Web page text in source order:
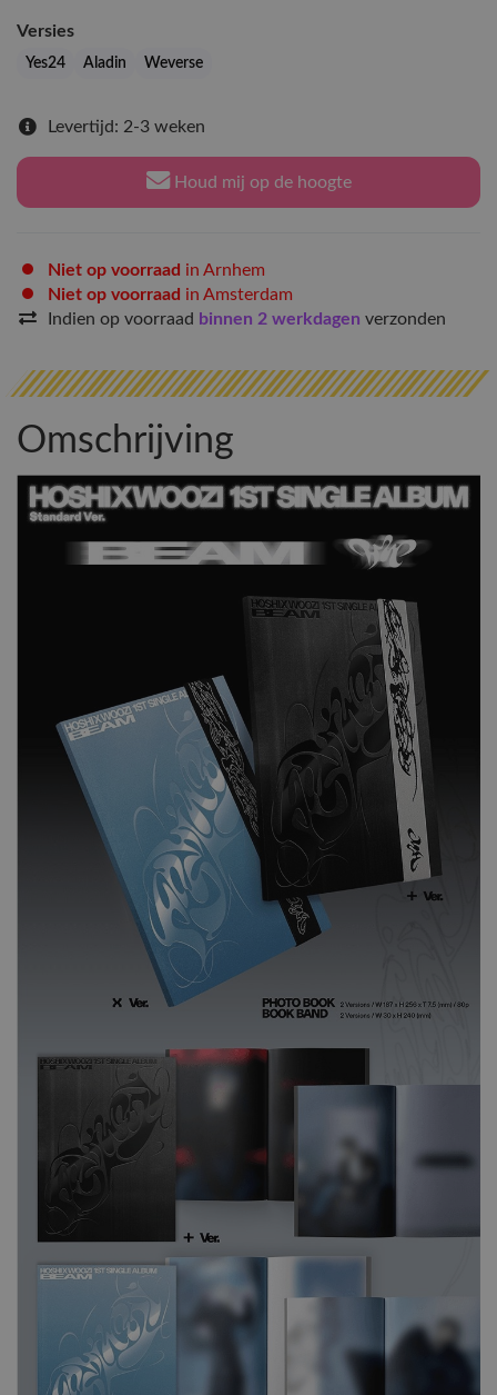
Versies
Yes24 Aladin Weverse
Levertijd: 2-3 weken
Houd mij op de hoogte
Niet op voorraad in Arnhem
Niet op voorraad in Amsterdam
Indien op voorraad binnen 2 werkdagen verzonden
Omschrijving